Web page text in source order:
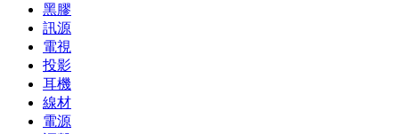
黑膠
訊源
電視
投影
耳機
線材
電源